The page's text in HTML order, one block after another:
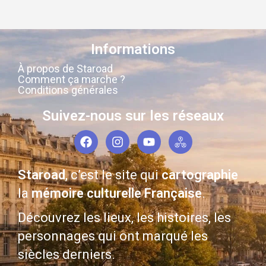
Informations
À propos de Staroad
Comment ça marche ?
Conditions générales
Suivez-nous sur les réseaux
Staroad, c’est le site quicartographie
lamémoire culturelle Française.
Découvrez les lieux, les histoires, les
personnages qui ont marqué les
siècles derniers.